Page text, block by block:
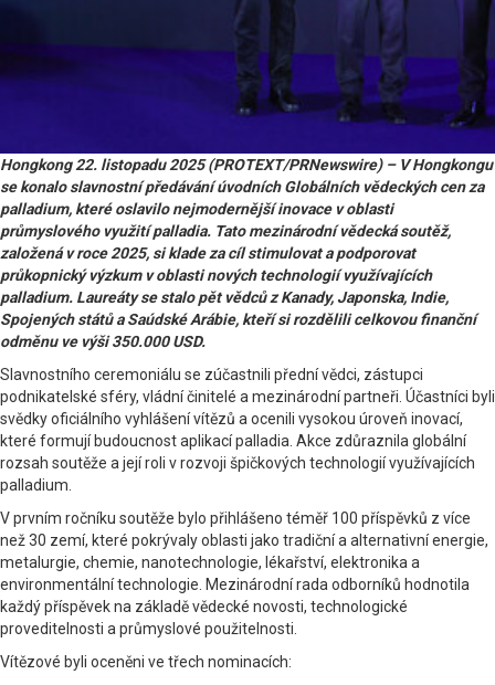
Hongkong 22. listopadu 2025 (PROTEXT/PRNewswire) – V Hongkongu
se konalo slavnostní předávání úvodních Globálních vědeckých cen za
palladium, které oslavilo nejmodernější inovace v oblasti
průmyslového využití palladia. Tato mezinárodní vědecká soutěž,
založená v roce 2025, si klade za cíl stimulovat a podporovat
průkopnický výzkum v oblasti nových technologií využívajících
palladium. Laureáty se stalo pět vědců z Kanady, Japonska, Indie,
Spojených států a Saúdské Arábie, kteří si rozdělili celkovou finanční
odměnu ve výši 350.000 USD.
Slavnostního ceremoniálu se zúčastnili přední vědci, zástupci
podnikatelské sféry, vládní činitelé a mezinárodní partneři. Účastníci byli
svědky oficiálního vyhlášení vítězů a ocenili vysokou úroveň inovací,
které formují budoucnost aplikací palladia. Akce zdůraznila globální
rozsah soutěže a její roli v rozvoji špičkových technologií využívajících
palladium.
V prvním ročníku soutěže bylo přihlášeno téměř 100 příspěvků z více
než 30 zemí, které pokrývaly oblasti jako tradiční a alternativní energie,
metalurgie, chemie, nanotechnologie, lékařství, elektronika a
environmentální technologie. Mezinárodní rada odborníků hodnotila
každý příspěvek na základě vědecké novosti, technologické
proveditelnosti a průmyslové použitelnosti.
Vítězové byli oceněni ve třech nominacích: